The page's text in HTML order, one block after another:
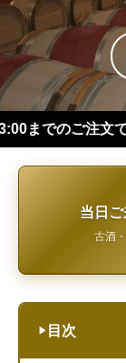
8月9日（
当日
古酒
▶ 目次